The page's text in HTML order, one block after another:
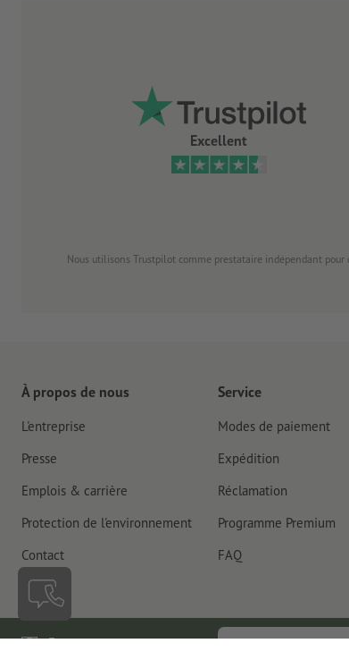
Excellent
Nous utilisons Trustpilot comme prestataire indépendant
À propos de nous
L'entreprise
Presse
Emplois & carrière
Protection de l'environnement
Contact
Service
Modes de paiement
Expédition
Réclamation
Programme Premium
FAQ
France Rétractation du